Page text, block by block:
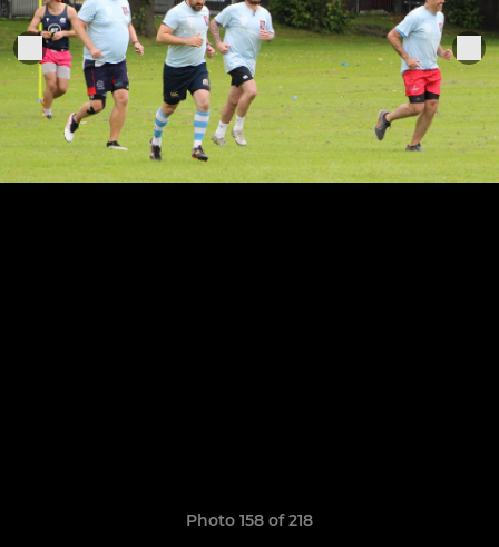
Photo 158 of 218